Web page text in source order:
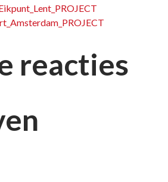
reacties